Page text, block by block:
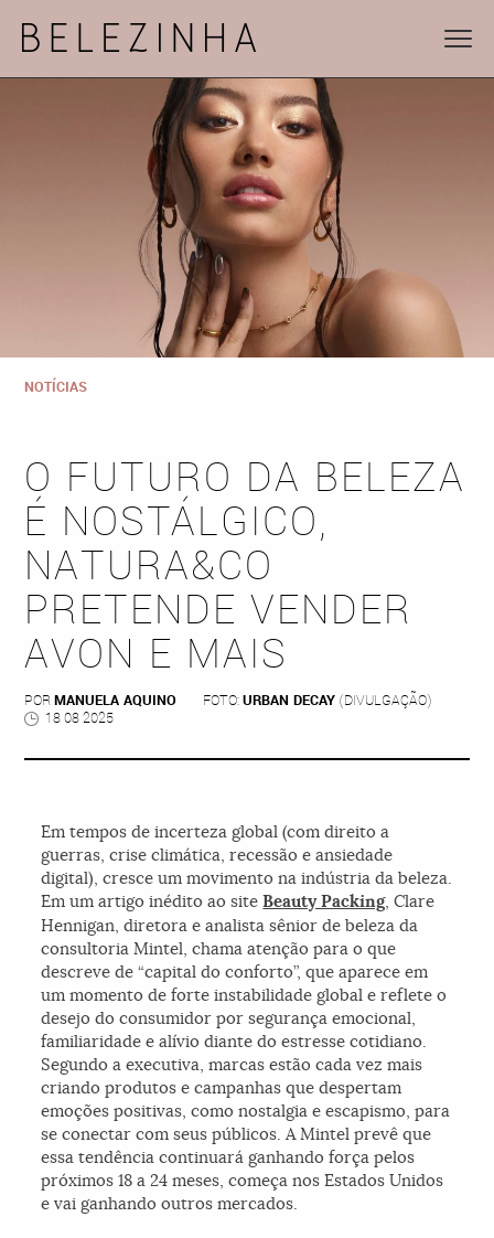
NOTÍCIAS
O FUTURO DA BELEZA
É NOSTÁLGICO,
NATURA&CO
PRETENDE VENDER
AVON E MAIS
PORMANUELA AQUINO FOTO:URBAN DECAY (DIVULGAÇÃO)
18 08 2025
Em tempos de incerteza global (com direito a
guerras, crise climática, recessão e ansiedade
digital), cresce um movimento na indústria da beleza.
Em um artigo inédito ao siteBeauty Packing, Clare
Hennigan, diretora e analista sênior de beleza da
consultoria Mintel, chama atenção para o que
descreve de “capital do conforto”, que aparece em
um momento de forte instabilidade global e reflete o
desejo do consumidor por segurança emocional,
familiaridade e alívio diante do estresse cotidiano.
Segundo a executiva, marcas estão cada vez mais
criando produtos e campanhas que despertam
emoções positivas, como nostalgia e escapismo, para
se conectar com seus públicos. A Mintel prevê que
essa tendência continuará ganhando força pelos
próximos 18 a 24 meses, começa nos Estados Unidos
e vai ganhando outros mercados.